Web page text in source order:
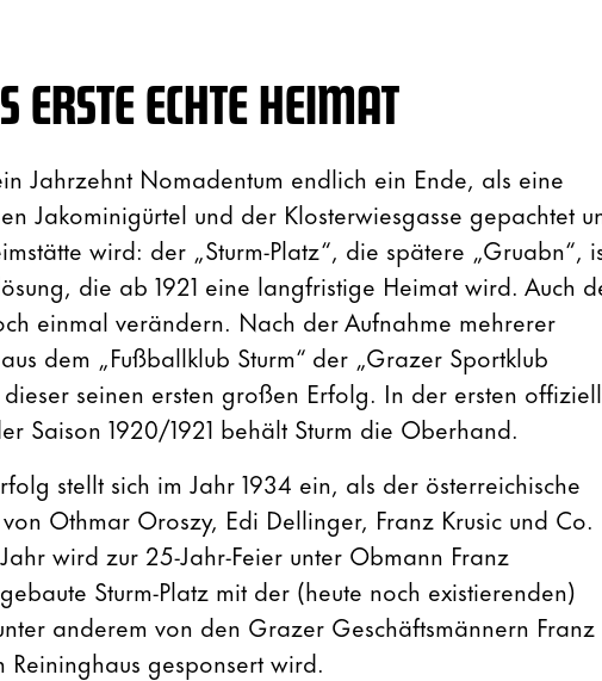
ERSTE ECHTE HEIMAT
Jahrzehnt Nomadentum endlich ein Ende, als eine
Jakominigürtel und der Klosterwiesgasse gepachtet
wird: der „Sturm-Platz“, die spätere „Gruabn“,
die ab 1921 eine langfristige Heimat wird. Auch
einmal verändern. Nach der Aufnahme mehrerer
dem „Fußballklub Sturm“ der „Grazer Sportklub
seinen ersten großen Erfolg. In der ersten
Saison 1920/1921 behält Sturm die Oberhand.
stellt sich im Jahr 1934 ein, als der österreichische
Othmar Oroszy, Edi Dellinger, Franz Krusic und Co.
wird zur 25-Jahr-Feier unter Obmann Franz
Sturm-Platz mit der (heute noch existierenden)
anderem von den Grazer Geschäftsmännern Franz
gesponsert wird.